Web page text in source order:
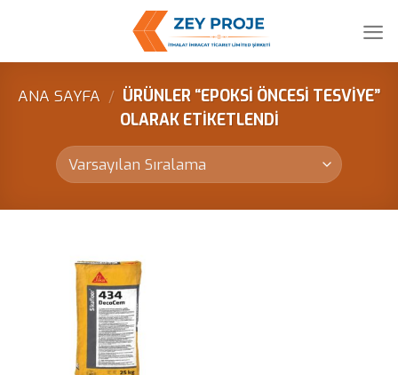
content
ANA SAYFA / ÜRÜNLER “EPOKSI ÖNCESI TESVIYE”
OLARAK ETIKETLENDI